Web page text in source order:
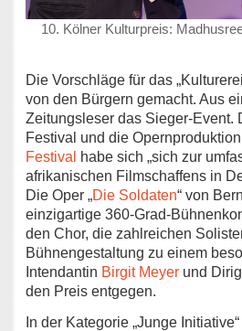
10. Kölner Kulturpreis:
Die Vorschläge für das
von den Bürgern gemacht. Aus
Zeitungsleser das Sieger-Event.
Festival und die
Festival habe sich „sich zur
afrikanischen Filmschaffens in
Die Oper „Die Soldaten“ von
einzigartige 360-Grad-
den Chor, die zahlreichen
Bühnengestaltung zu einem
Intendantin Birgit Meyer und
den Preis entgegen.
In der Kategorie „Junge